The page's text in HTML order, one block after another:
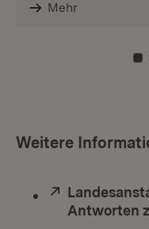
Mehr
Weitere
Extern:
Antworten